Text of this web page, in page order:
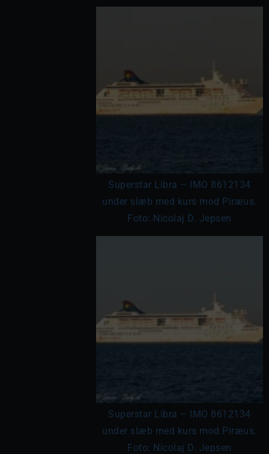
Superstar Libra – IMO 8612134
under slæb med kurs mod Piræus.
Foto: Nicolaj D. Jepsen
Superstar Libra – IMO 8612134
under slæb med kurs mod Piræus.
Foto: Nicolaj D. Jepsen